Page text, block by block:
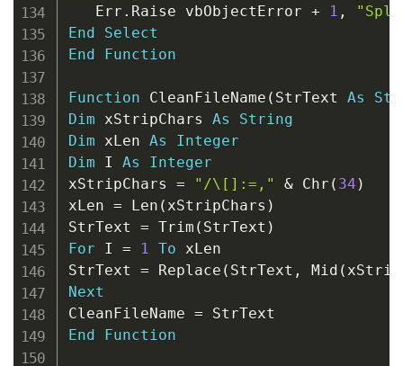
   Err
. Raise vbObjectError + 1 ,
End
Select
End
Function
Function CleanFileName ( StrText As
Dim xStripChars As
String
Dim xLen As
Integer
Dim I As
Integer
xStripChars = "/\[]:=," & Chr ( 34 )
xLen = Len ( xStripChars )
StrText = Trim ( StrText )
For I = 1 To xLen
StrText = Replace ( StrText , Mid (
Next
CleanFileName =
End
Function